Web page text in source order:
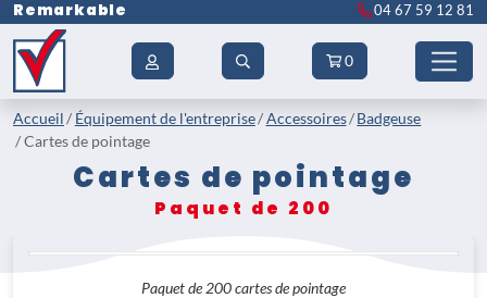
Remarkable 04 67 59 12 81
0
Accueil Équipement de l'entreprise Accessoires
Badgeuse
Cartes de pointage
Cartes de pointage
Paquet de 200
Paquet de 200 cartes de pointage